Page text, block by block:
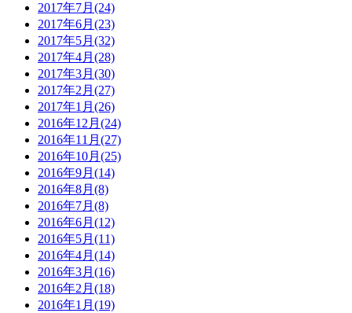
2017年7月(24)
2017年6月(23)
2017年5月(32)
2017年4月(28)
2017年3月(30)
2017年2月(27)
2017年1月(26)
2016年12月(24)
2016年11月(27)
2016年10月(25)
2016年9月(14)
2016年8月(8)
2016年7月(8)
2016年6月(12)
2016年5月(11)
2016年4月(14)
2016年3月(16)
2016年2月(18)
2016年1月(19)